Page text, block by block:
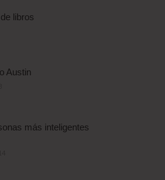
libros
Austin
más inteligentes